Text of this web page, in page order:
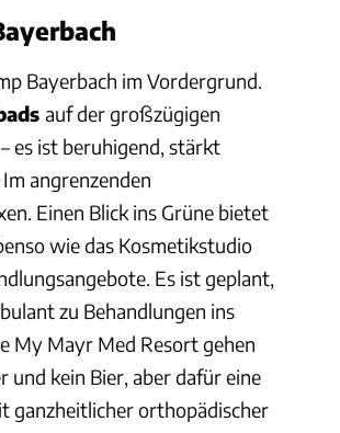
Bayerbach im Vordergrund.
auf der großzügigen
es ist beruhigend, stärkt
angrenzenden
Einen Blick ins Grüne bietet
wie das Kosmetikstudio
Es ist geplant,
zu Behandlungen ins
My Mayr Med Resort gehen
und kein Bier, aber dafür eine
ganzheitlicher orthopädischer